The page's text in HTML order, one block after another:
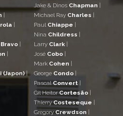
|
|
|
|
(Japon)|
Jake & Dinos Chapman |
Michael Ray Charles |
Paul Chiappe |
Nina Childress |
Larry Clark |
José Cobo |
Mark Cohen |
George Condo |
PascalConvert |
Gil HeitorCortesão |
ThierryCosteseque |
GregoryCrewdson |